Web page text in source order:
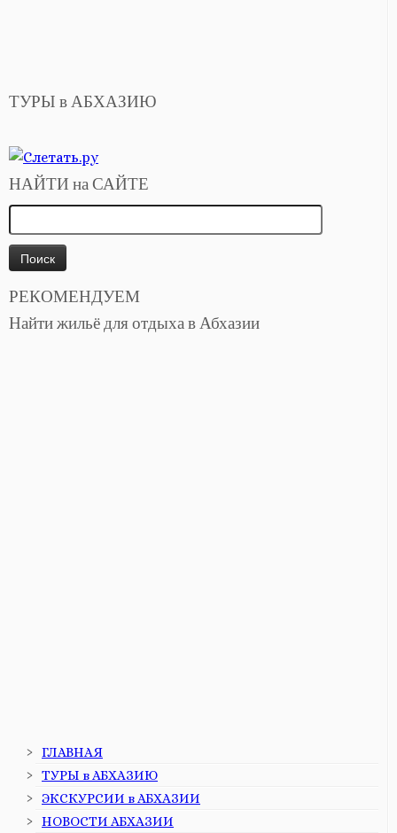
ТУРЫ в АБХАЗИЮ
НАЙТИ на САЙТЕ
РЕКОМЕНДУЕМ
Найти жильё для отдыха в Абхазии
ГЛАВНАЯ
ТУРЫ в АБХАЗИЮ
ЭКСКУРСИИ в АБХАЗИИ
НОВОСТИ АБХАЗИИ